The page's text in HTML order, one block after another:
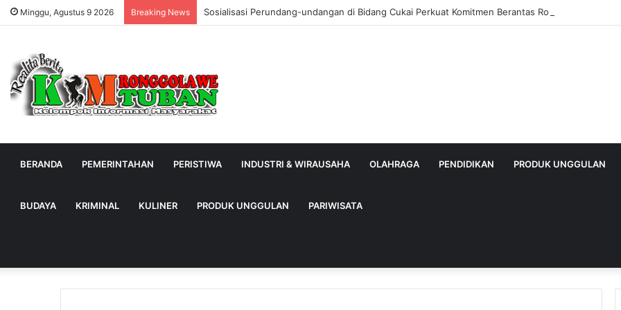
Minggu, Agustus 9 2026 Breaking News Sosialisasi Perundang-undangan di Bidang Cukai Perkuat Komitmen Berantas Rokok Ilegal di
BERANDA PEMERINTAHAN PERISTIWA INDUSTRI & WIRAUSAHA OLAHRAGA PENDIDIKAN PRODUK UNGGULAN
BUDAYA KRIMINAL KULINER PRODUK UNGGULAN PARIWISATA